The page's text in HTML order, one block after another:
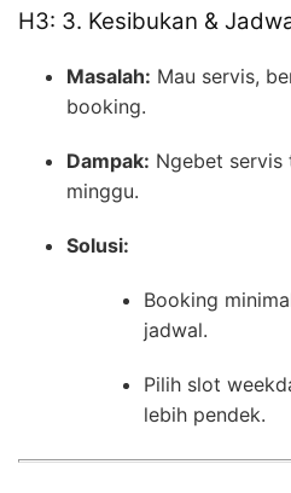
H3: 3. Kesibukan &
Masalah: Mau servis,
booking.
Dampak: Ngebet servis
minggu.
Solusi:
Booking
jadwal.
Pilih slot
lebih pendek.